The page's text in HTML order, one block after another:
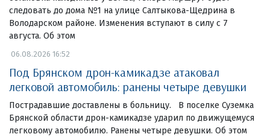
следовать до дома №1 на улице Салтыкова-Щедрина в
Володарском районе. Изменения вступают в силу с 7
августа. Об этом
06.08.2026 16:52
Под Брянском дрон-камикадзе атаковал
легковой автомобиль: ранены четыре девушки
Пострадавшие доставлены в больницу. В поселке Суземка
Брянской области дрон-камикадзе ударил по движущемуся
легковому автомобилю. Ранены четыре девушки. Об этом